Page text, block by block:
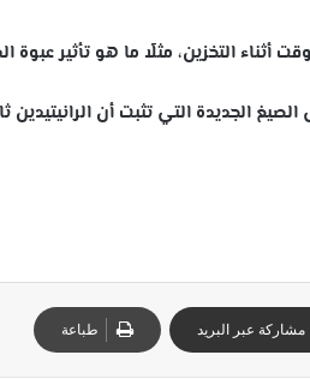
التخزين، مثلًا ما هو تأثير عبوة
الجديدة التي تثبت أن الرانيتيدين
مشاركة عبر البريد طباعة